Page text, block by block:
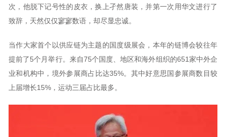
次，他脱下记号性的皮衣，换上孑然唐装，并第一次用华文进行了
致辞，天然仅仅寥寥数语，却尽显忠诚。
当作大家首个以供应链为主题的国度级展会，本年的链博会较往年
提前了5个月举行。来自75个国度、地区和海外组织的651家中外企
业和机构中，境外参展商占比达35%。其中好意思国参展商数目较
上届增长15%，运动三届占比最多。